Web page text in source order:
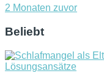
2 Monaten zuvor
Beliebt